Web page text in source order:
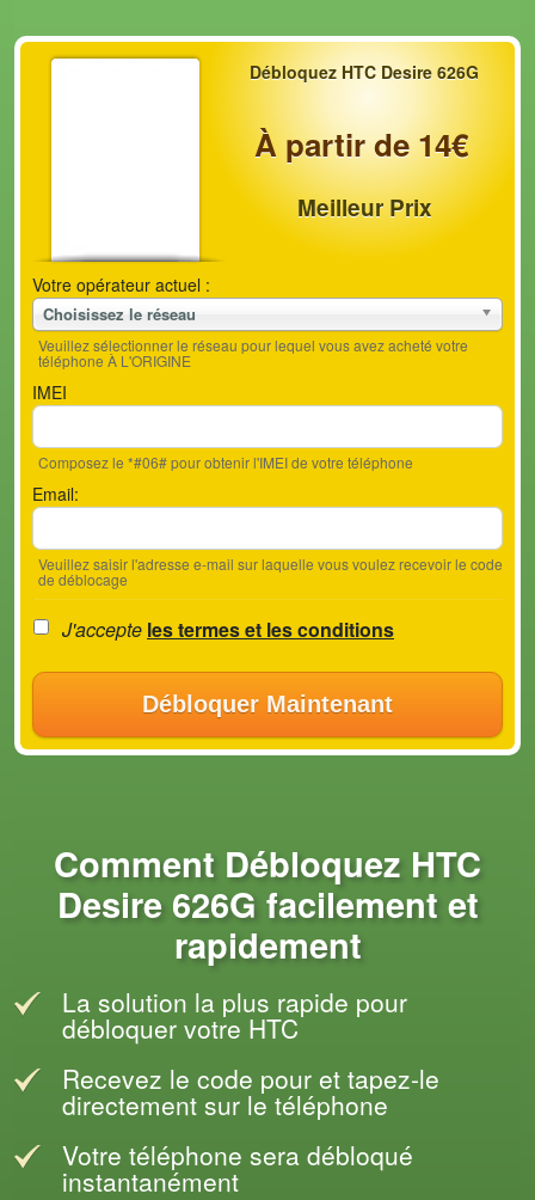
Débloquez HTC Desire 626G
À partir de 14€
Meilleur Prix
Votre opérateur actuel :
Choisissez le réseau
Veuillez sélectionner le réseau pour lequel vous avez acheté votre
téléphone À L'ORIGINE
IMEI
Composez le *#06# pour obtenir l'IMEI de votre téléphone
Email:
Veuillez saisir l'adresse e-mail sur laquelle vous voulez recevoir le code
de déblocage
J'accepte les termes et les conditions
Débloquer Maintenant
Comment Débloquez HTC
Desire 626G facilement et
rapidement
La solution la plus rapide pour
débloquer votre HTC
Recevez le code pour et tapez-le
directement sur le téléphone
Votre téléphone sera débloqué
instantanément